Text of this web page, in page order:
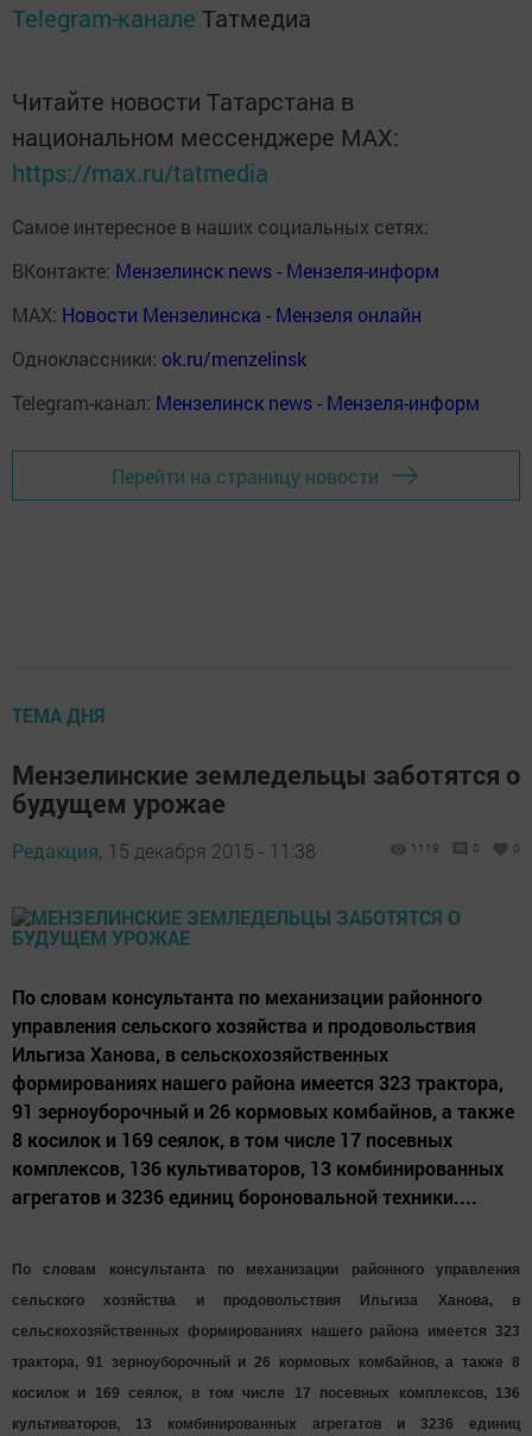
Telegram-канале Татмедиа
Читайте новости Татарстана в
национальном мессенджере MАХ:
https://max.ru/tatmedia
Самое интересное в наших социальных сетях:
ВКонтакте: Мензелинск news - Мензеля-информ
MAX: Новости Мензелинска - Мензеля онлайн
Одноклассники: ok.ru/menzelinsk
Telegram-канал: Мензелинск news - Мензеля-информ
Перейти на страницу новости
ТЕМА ДНЯ
Мензелинские земледельцы заботятся о
будущем урожае
Редакция, 15 декабря 2015 - 11:38 1119 0 0
По словам консультанта по механизации районного
управления сельского хозяйства и продовольствия
Ильгиза Ханова, в сельскохозяйственных
формированиях нашего района имеется 323 трактора,
91 зерноуборочный и 26 кормовых комбайнов, а также
8 косилок и 169 сеялок, в том числе 17 посевных
комплексов, 136 культиваторов, 13 комбинированных
агрегатов и 3236 единиц бороновальной техники....
По словам консультанта по механизации районного управления
сельского хозяйства и продовольствия Ильгиза Ханова, в
сельскохозяйственных формированиях нашего района имеется 323
трактора, 91 зерноуборочный и 26 кормовых комбайнов, а также 8
косилок и 169 сеялок, в том числе 17 посевных комплексов, 136
культиваторов, 13 комбинированных агрегатов и 3236 единиц